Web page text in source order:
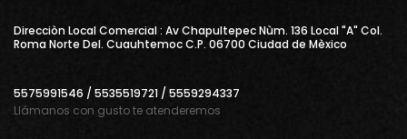
Direcciòn Local Comercial : Av Chapultepec Nùm. 136 Local "A" Col.
Roma Norte Del. Cuauhtemoc C.P. 06700 Ciudad de Mèxico
5575991546 / 5535519721 / 5559294337
Llámanos con gusto te atenderemos